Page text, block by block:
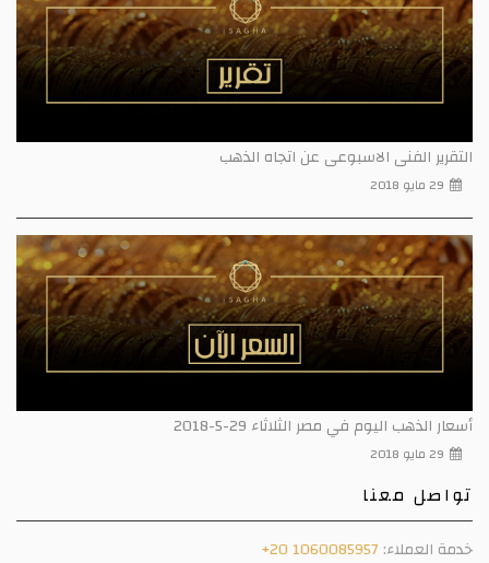
التقرير الفنى الاسبوعى عن اتجاه الذهب
29 مايو 2018
أسعار الذهب اليوم في مصر الثلاثاء 29-5-2018
29 مايو 2018
تواصل معنا
خدمة العملاء: +20 1060085957